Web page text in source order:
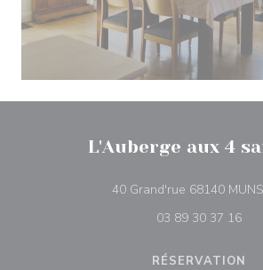
L'Auberge aux 4
40 Grand'rue 68140
03 89 30 37 16
RÉSERVATION